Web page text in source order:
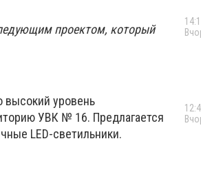
проектом, который
высокий уровень
УВК № 16. Предлагается
LED-светильники.